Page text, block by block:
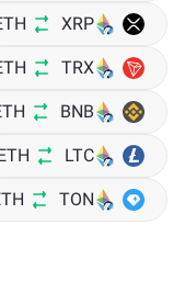
XRP
TRX
BNB
LTC
TON